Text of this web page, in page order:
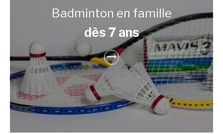
Badminton en famille
dès 7 ans